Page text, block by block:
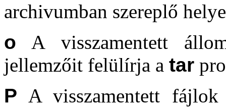
archivumban szereplő
o A visszamentett
jellemzőit felülírja a tar
P A visszamentett